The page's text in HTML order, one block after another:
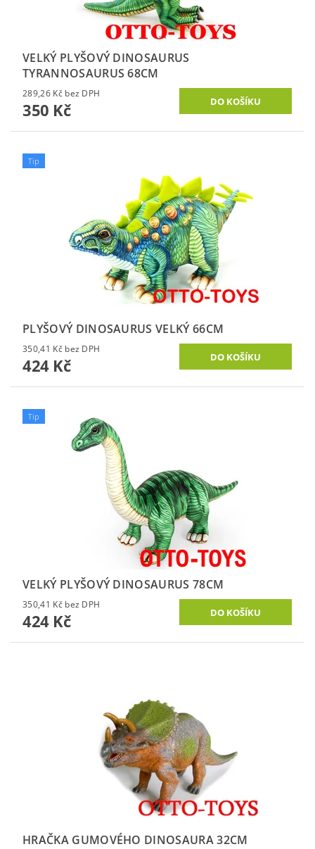
VELKÝ PLYŠOVÝ DINOSAURUS
TYRANNOSAURUS 68CM
289,26 Kč bez DPH
350 Kč
Tip
PLYŠOVÝ DINOSAURUS VELKÝ 66CM
350,41 Kč bez DPH
424 Kč
Tip
VELKÝ PLYŠOVÝ DINOSAURUS 78CM
350,41 Kč bez DPH
424 Kč
HRAČKA GUMOVÉHO DINOSAURA 32CM